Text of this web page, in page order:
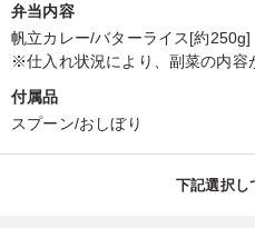
弁当内容
帆立カレー/バターライス[約250g]
※仕入れ状況により、副菜の内容
付属品
スプーン/おしぼり
下記選択し